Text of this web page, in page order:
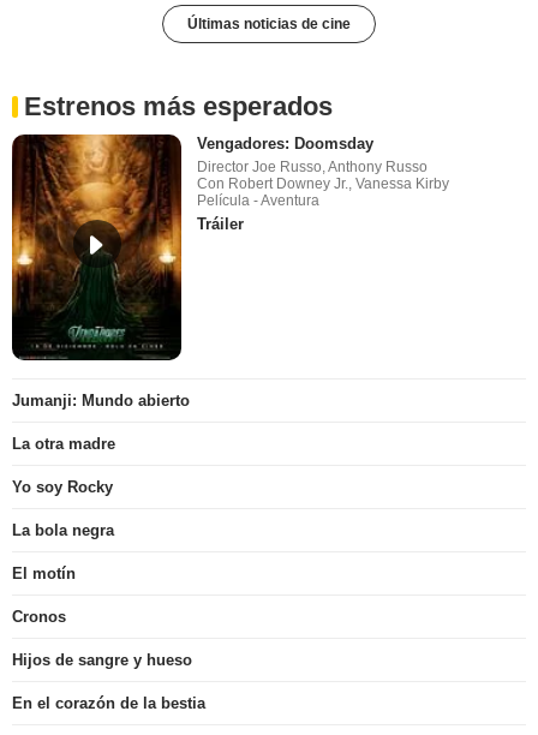
Últimas noticias de cine
Estrenos más esperados
Vengadores: Doomsday
Director Joe Russo, Anthony Russo
Con Robert Downey Jr., Vanessa Kirby
Película - Aventura
Tráiler
Jumanji: Mundo abierto
La otra madre
Yo soy Rocky
La bola negra
El motín
Cronos
Hijos de sangre y hueso
En el corazón de la bestia